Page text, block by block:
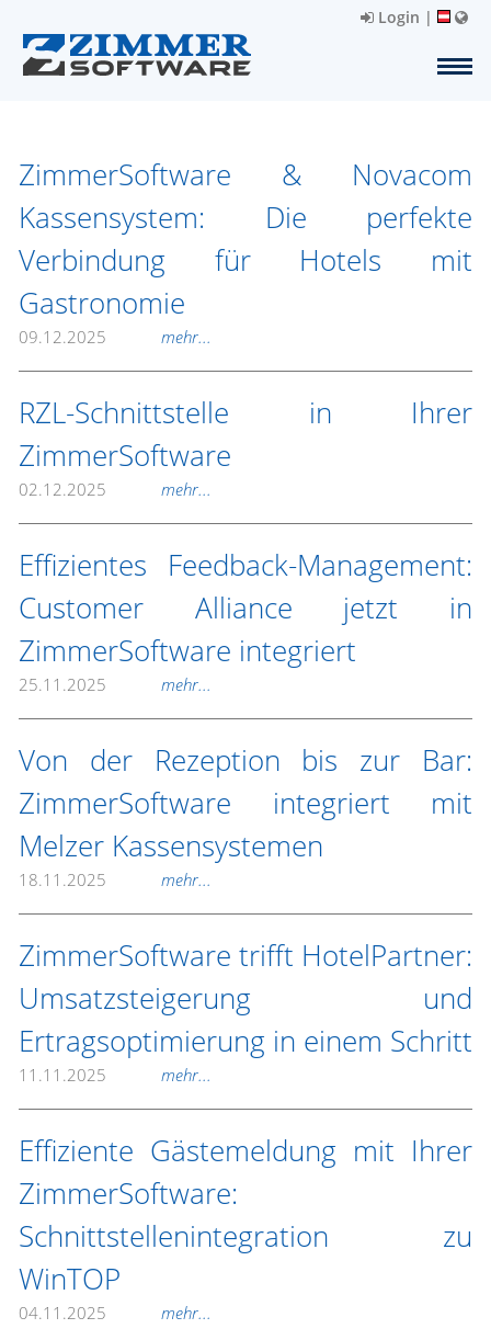
Login |
ZimmerSoftware & Novacom
Kassensystem: Die perfekte
Verbindung für Hotels mit
Gastronomie
09.12.2025 mehr...
RZL-Schnittstelle in Ihrer
ZimmerSoftware
02.12.2025 mehr...
Effizientes Feedback-Management:
Customer Alliance jetzt in
ZimmerSoftware integriert
25.11.2025 mehr...
Von der Rezeption bis zur Bar:
ZimmerSoftware integriert mit
Melzer Kassensystemen
18.11.2025 mehr...
ZimmerSoftware trifft HotelPartner:
Umsatzsteigerung und
Ertragsoptimierung in einem Schritt
11.11.2025 mehr...
Effiziente Gästemeldung mit Ihrer
ZimmerSoftware:
Schnittstellenintegration zu
WinTOP
04.11.2025 mehr...